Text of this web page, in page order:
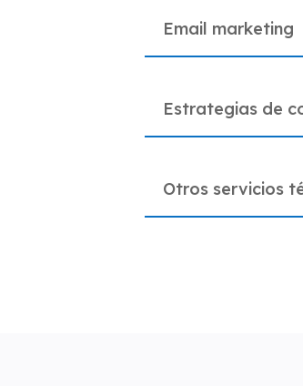
Email marketing
Estrategias de
Otros servicios